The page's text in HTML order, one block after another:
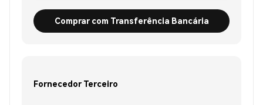
Comprar com Transferência Bancária
Fornecedor Terceiro